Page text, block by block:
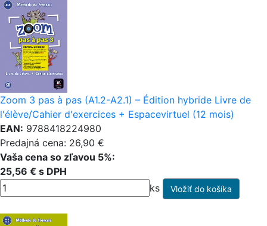
Zoom 3 pas à pas (A1.2-A2.1) – Édition hybride Livre de
l'élève/Cahier d'exercices + Espacevirtuel (12 mois)
EAN: 9788418224980
Predajná cena: 26,90 €
Vaša cena so zľavou 5%:
25,56 € s DPH
ks